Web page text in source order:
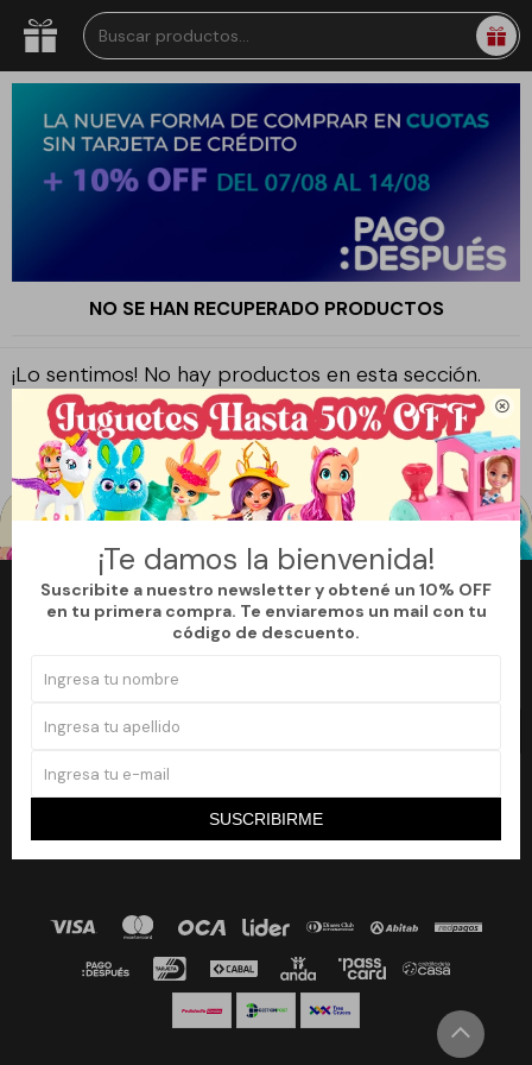

¡Te damos la bienvenida!
Suscribite a nuestro newsletter y obtené un 10% OFF
en tu primera compra. Te enviaremos un mail con tu
código de descuento.
SUSCRIBIRME
NO SE HAN RECUPERADO PRODUCTOS
¡Lo sentimos! No hay productos en esta sección.
Inténtalo nuevamente con otros criterios de filtrado o busca en
otras secciones de nuestro catálogo.
Newsletter
 